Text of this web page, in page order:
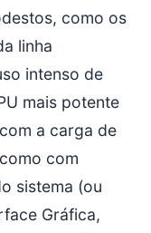
/ túneis
banda variam
algo errado?
web e
reportá-lo?
como os
linha
intenso de
mais potente
a carga de
com
sistema (ou
Gráfica,